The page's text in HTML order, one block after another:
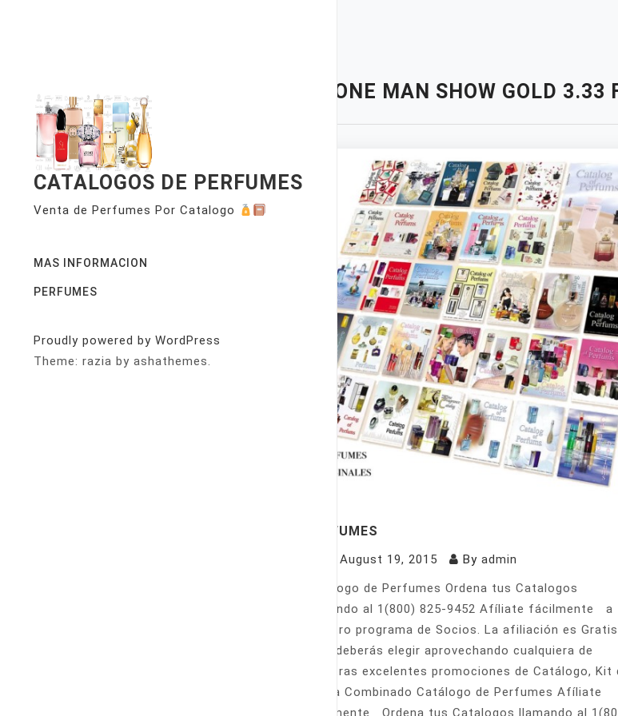
CATALOGOS DE PERFUMES
Venta de Perfumes Por Catalogo
MAS INFORMACION
PERFUMES
Proudly powered by WordPress
Theme: razia by ashathemes.
ONE MAN SHOW GOLD 3.33
PERFUMES
August 19, 2015 By admin
Catálogo de Perfumes Ordena tus Catalogos
llamando al 1(800) 825-9452 Afíliate fácilmente a
nuestro programa de Socios. La afiliación es
Sólo deberás elegir aprovechando cualquiera de
nuestras excelentes promociones de Catálogo, Kit
Venta Combinado Catálogo de Perfumes Afíliate
fácilmente Ordena tus Catalogos llamando al